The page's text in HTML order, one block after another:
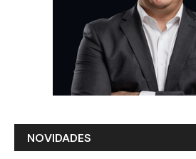
NOVIDADES